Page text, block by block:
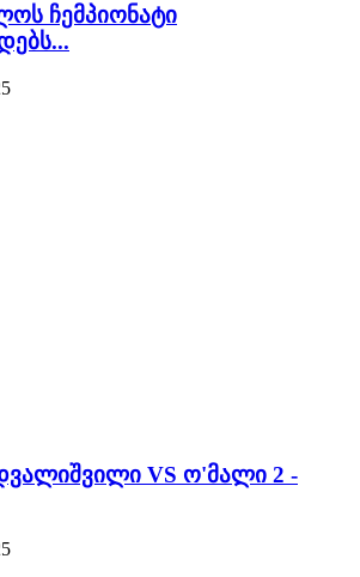
ჩემპიონატი
VS ო'მალი 2 -